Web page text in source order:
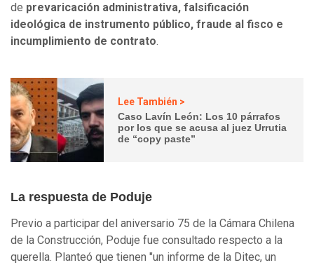
de prevaricación administrativa, falsificación
ideológica de instrumento público, fraude al fisco e
incumplimiento de contrato.
Lee También >
Caso Lavín León: Los 10 párrafos
por los que se acusa al juez Urrutia
de “copy paste”
La respuesta de Poduje
Previo a participar del aniversario 75 de la Cámara Chilena
de la Construcción, Poduje fue consultado respecto a la
querella. Planteó que tienen "un informe de la Ditec, un